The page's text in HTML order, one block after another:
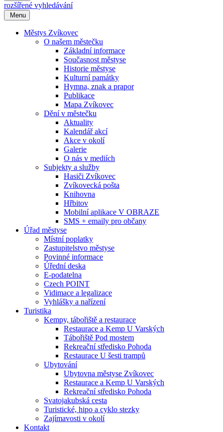
rozšířené vyhledávání
Menu
Městys Zvíkovec
O našem městečku
Základní informace
Současnost městyse
Historie městyse
Kulturní památky
Hymna, znak a prapor
Publikace
Mapa Zvíkovec
Dění v městečku
Aktuality
Kalendář akcí
Akce v okolí
Galerie
O nás v mediích
Subjekty a služby
Hasiči Zvíkovec
Zvíkovecká pošta
Knihovna
Hřbitov
Mobilní aplikace V OBRAZE
SMS + emaily pro občany
Úřad městyse
Místní poplatky
Zastupitelstvo městyse
Povinné informace
Úřední deska
E-podatelna
Czech POINT
Vidimace a legalizace
Vyhlášky a nařízení
Turistika
Kempy, tábořiště a restaurace
Restaurace a Kemp U Varských
Tábořiště Pod mostem
Rekreační středisko Pohoda
Restaurace U šesti trampů
Ubytování
Ubytovna městyse Zvíkovec
Restaurace a Kemp U Varských
Rekreační středisko Pohoda
Svatojakubská cesta
Turistické, hipo a cyklo stezky
Zajímavosti v okolí
Kontakt